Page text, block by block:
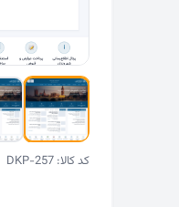
کد کالا: DKP-257